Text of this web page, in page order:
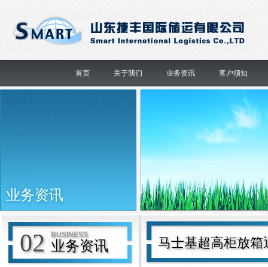
首页 关于我们 业务资讯 客户须知
业务资讯
02 BUSINESS
业务资讯 马士基超高柜放箱